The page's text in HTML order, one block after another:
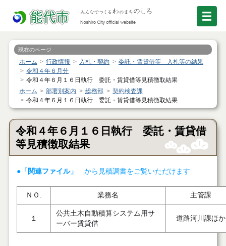
現在のページ
ホーム 行政情報 入札・契約
委託・賃貸借等 入札等の結果
令和４年６月分
令和４年６月１６日執行 委託・賃貸借等見積徴取結果
ホーム
部署別案内 総務部
契約検査課
令和４年６月１６日執行 委託・賃貸借等見積徴取結果
令和４年６月１６日執行 委託・賃貸借
等見積徴取結果
●「関連ファイル」 から見積調書をご覧いただけます
ＮＯ. 業務名 主管課
１
公共土木自動積算システム用サ
ーバー賃貸借
道路河川課ほか